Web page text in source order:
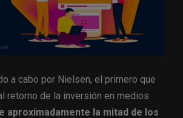
a cabo por Nielsen, el primero que
retorno de la inversión en medios
aproximadamente la mitad de los